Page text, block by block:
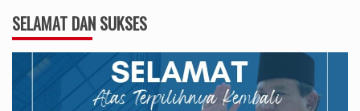
SELAMAT DAN SUKSES